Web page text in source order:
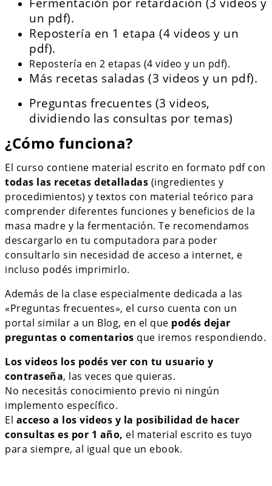
Fermentación por retardación (3 videos y
un pdf).
Repostería en 1 etapa (4 videos y un
pdf).
Repostería en 2 etapas (4 video y un pdf).
Más recetas saladas (3 videos y un pdf).
Preguntas frecuentes (3 videos,
dividiendo las consultas por temas)
¿Cómo funciona?
El curso contiene material escrito en formato pdf con
todas las recetas detalladas (ingredientes y
procedimientos) y textos con material teórico para
comprender diferentes funciones y beneficios de la
masa madre y la fermentación. Te recomendamos
descargarlo en tu computadora para poder
consultarlo sin necesidad de acceso a internet, e
incluso podés imprimirlo.
Además de la clase especialmente dedicada a las
«Preguntas frecuentes», el curso cuenta con un
portal similar a un Blog, en el que podés dejar
preguntas o comentarios que iremos respondiendo.
Los videos los podés ver con tu usuario y
contraseña, las veces que quieras.
No necesitás conocimiento previo ni ningún
implemento específico.
El acceso a los videos y la posibilidad de hacer
consultas es por 1 año, el material escrito es tuyo
para siempre, al igual que un ebook.